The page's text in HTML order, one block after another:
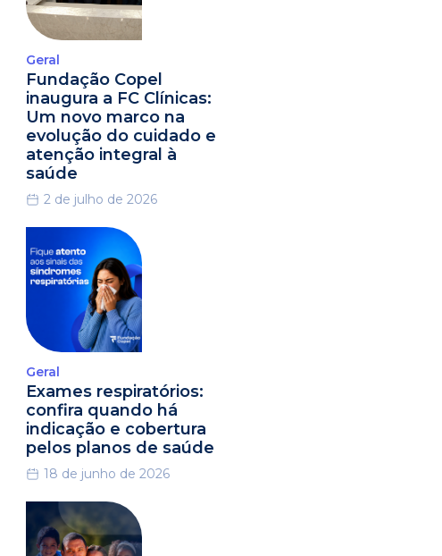
Geral
Fundação Copel
inaugura a FC Clínicas:
Um novo marco na
evolução do cuidado e
atenção integral à
saúde
2 de julho de 2026
Geral
Exames respiratórios:
confira quando há
indicação e cobertura
pelos planos de saúde
18 de junho de 2026